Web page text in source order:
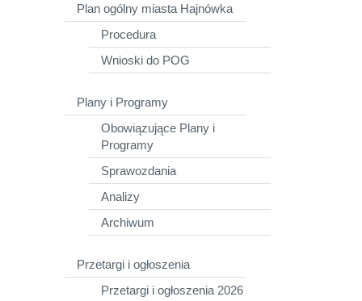
Plan ogólny miasta Hajnówka
Procedura
Wnioski do POG
Plany i Programy
Obowiązujące Plany i
Programy
Sprawozdania
Analizy
Archiwum
Przetargi i ogłoszenia
Przetargi i ogłoszenia 2026